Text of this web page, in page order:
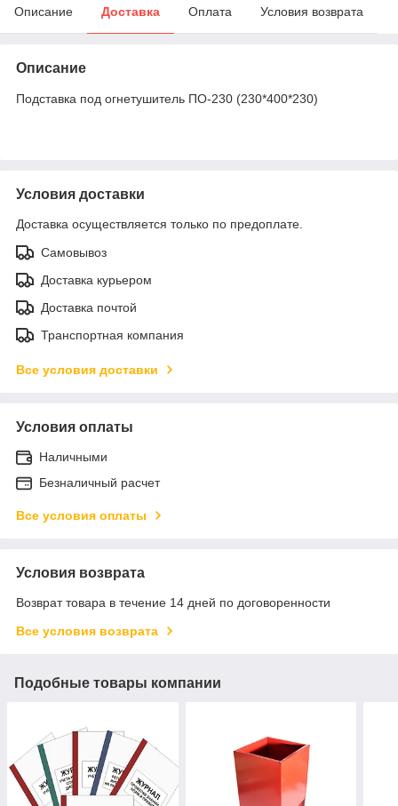
Описание Доставка Оплата Условия возврата
Описание
Подставка под огнетушитель ПО-230 (230*400*230)
Условия доставки
Доставка осуществляется только по предоплате.
Самовывоз
Доставка курьером
Доставка почтой
Транспортная компания
Все условия доставки
Условия оплаты
Наличными
Безналичный расчет
Все условия оплаты
Условия возврата
Возврат товара в течение 14 дней по договоренности
Все условия возврата
Подобные товары компании